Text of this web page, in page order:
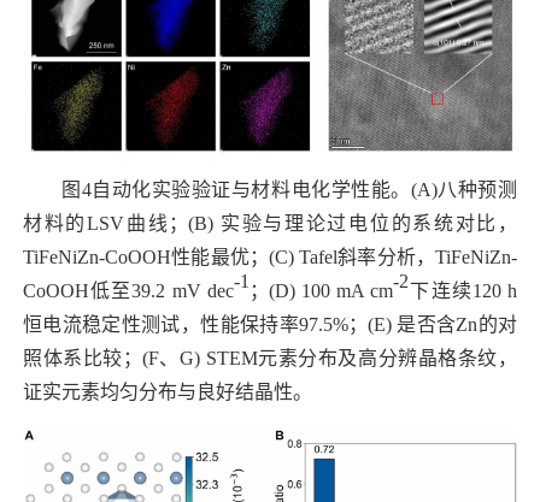
图 4自动化实验验证与材料电化学性能。 (A)八种预测
材料的LSV曲线；(B) 实验与理论过电位的系统对比，
TiFeNiZn-CoOOH性能最优； (C) Tafel斜率分析，TiFeNiZn-
CoOOH低至39.2 mV dec-1 ； (D) 100 mA cm-2下连续120 h
恒电流稳定性测试，性能保持率97.5%； (E) 是否含Zn的对
照体系比较； (F、G) STEM元素分布及高分辨晶格条纹，
证实元素均匀分布与良好结晶性。